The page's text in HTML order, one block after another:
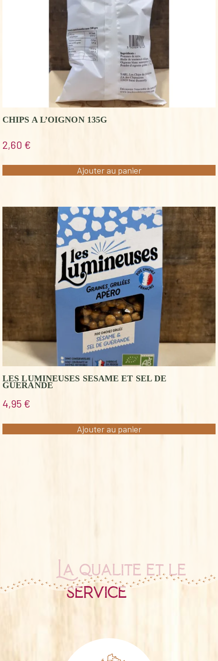
CHIPS A L’OIGNON 135G
2,60 €
Ajouter au panier
LES LUMINEUSES SESAME ET SEL DE
GUERANDE
4,95 €
Ajouter au panier
La qualité et le
service